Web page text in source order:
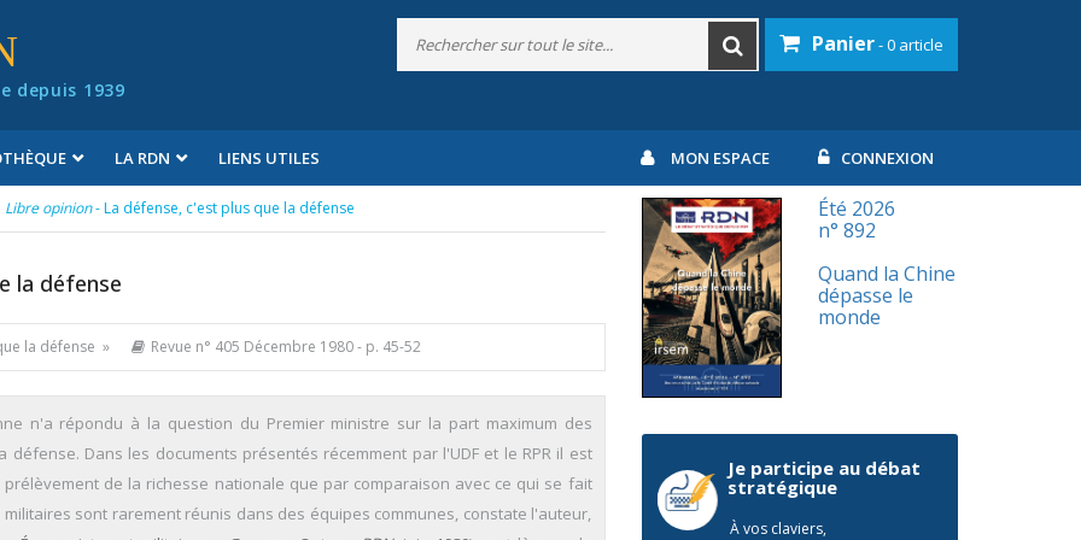
depuis 1939
Panier- 0 article
LA RDN LIENS UTILES MON ESPACE CONNEXION
Libre opinion- La défense, c'est plus que la défense
la défense
la défense » Revue n° 405 Décembre 1980- p. 45-52
n'a répondu à la question du Premier ministre sur la part maximum des
Dans les documents présentés récemment par l'UDF et le RPR il est
de la richesse nationale que par comparaison avec ce qui se fait
sont rarement réunis dans des équipes communes, constate l'auteur,
Été 2026
n° 892
Quand la Chine
dépasse le
monde
Je participe au débat
stratégique
À vos claviers,